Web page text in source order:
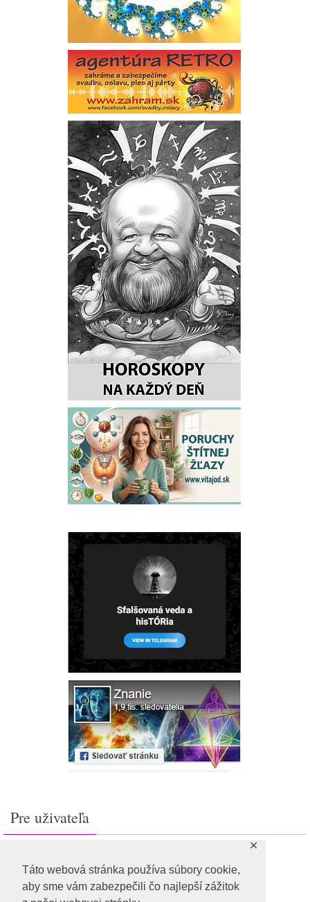
Táto webová stránka používa súbory cookie,
aby sme vám zabezpečili čo najlepší zážitok
✕
Pre uživateľa
Feed záznamov
RSS feed komentárov
WordPress.org